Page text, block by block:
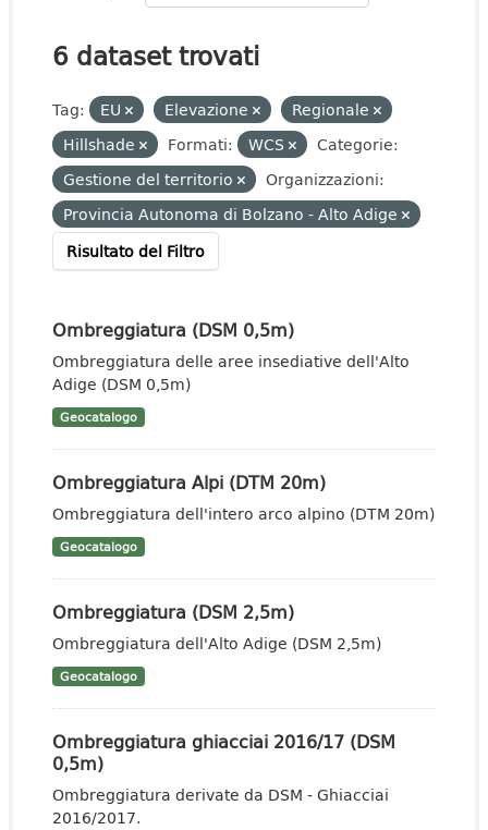
6 dataset trovati
Tag: EU Elevazione
Regionale
Hillshade
Formati: WCS
Categorie:
Gestione del territorio
Organizzazioni:
Provincia Autonoma di Bolzano - Alto Adige
Risultato del Filtro
Ombreggiatura (DSM 0,5m)
Ombreggiatura delle aree insediative dell'Alto
Adige (DSM 0,5m)
Geocatalogo
Ombreggiatura Alpi (DTM 20m)
Ombreggiatura dell'intero arco alpino (DTM 20m)
Geocatalogo
Ombreggiatura (DSM 2,5m)
Ombreggiatura dell'Alto Adige (DSM 2,5m)
Geocatalogo
Ombreggiatura ghiacciai 2016/17 (DSM
0,5m)
Ombreggiatura derivate da DSM - Ghiacciai
2016/2017.